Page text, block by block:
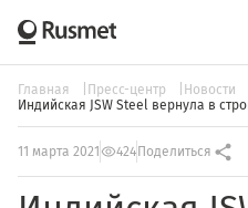
Главная Пресс-центр
Новости
Индийская JSW Steel вернула в
11 марта 2021 424 Поделиться